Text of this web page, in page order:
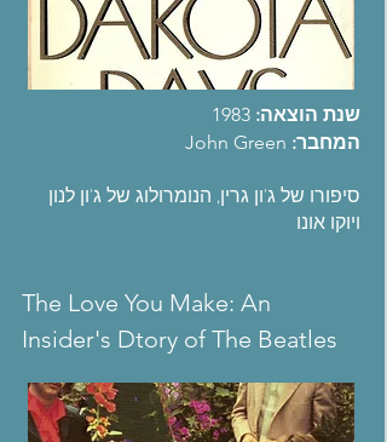
שנת הוצאה:
המחבר:
סיפורו של ג'ון גרין, הנומרולוג של ג'ון לנון
ויוקו אונו
The Love You Make: An
Insider's Dtory of The Beatles